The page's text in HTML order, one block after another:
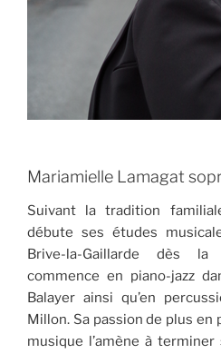
Mariamielle Lamagat
Suivant la tradition
débute ses études
Brive-la-Gaillarde dès
commence en piano-jazz
Balayer ainsi qu’en
Millon. Sa passion de plus en
musique l’amène à